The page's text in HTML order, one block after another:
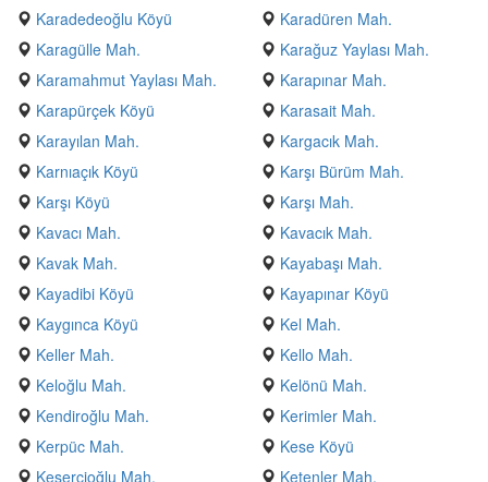
Karadedeoğlu Köyü
Karadüren Mah.
Karagülle Mah.
Karağuz Yaylası Mah.
Karamahmut Yaylası Mah.
Karapınar Mah.
Karapürçek Köyü
Karasait Mah.
Karayılan Mah.
Kargacık Mah.
Karnıaçık Köyü
Karşı Bürüm Mah.
Karşı Köyü
Karşı Mah.
Kavacı Mah.
Kavacık Mah.
Kavak Mah.
Kayabaşı Mah.
Kayadibi Köyü
Kayapınar Köyü
Kaygınca Köyü
Kel Mah.
Keller Mah.
Kello Mah.
Keloğlu Mah.
Kelönü Mah.
Kendiroğlu Mah.
Kerimler Mah.
Kerpüc Mah.
Kese Köyü
Kesercioğlu Mah.
Ketenler Mah.